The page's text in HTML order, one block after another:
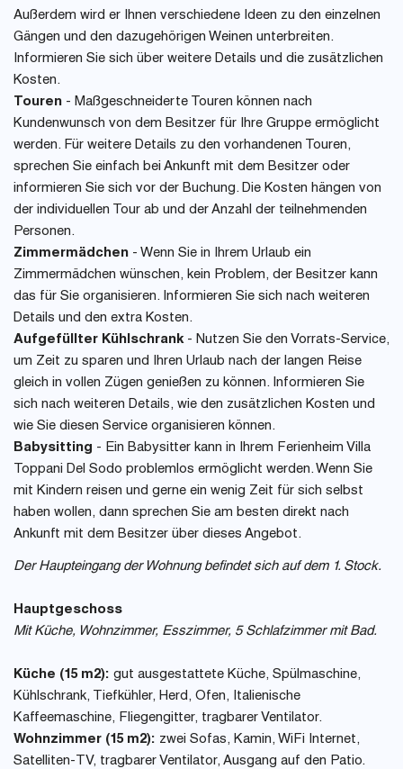
Außerdem wird er Ihnen verschiedene Ideen zu den einzelnen
Gängen und den dazugehörigen Weinen unterbreiten.
Informieren Sie sich über weitere Details und die zusätzlichen
Kosten.
Touren - Maßgeschneiderte Touren können nach
Kundenwunsch von dem Besitzer für Ihre Gruppe ermöglicht
werden. Für weitere Details zu den vorhandenen Touren,
sprechen Sie einfach bei Ankunft mit dem Besitzer oder
informieren Sie sich vor der Buchung. Die Kosten hängen von
der individuellen Tour ab und der Anzahl der teilnehmenden
Personen.
Zimmermädchen - Wenn Sie in Ihrem Urlaub ein
Zimmermädchen wünschen, kein Problem, der Besitzer kann
das für Sie organisieren. Informieren Sie sich nach weiteren
Details und den extra Kosten.
Aufgefüllter Kühlschrank- Nutzen Sie den Vorrats-Service,
um Zeit zu sparen und Ihren Urlaub nach der langen Reise
gleich in vollen Zügen genießen zu können. Informieren Sie
sich nach weiteren Details, wie den zusätzlichen Kosten und
wie Sie diesen Service organisieren können.
Babysitting - Ein Babysitter kann in Ihrem Ferienheim Villa
Toppani Del Sodo problemlos ermöglicht werden. Wenn Sie
mit Kindern reisen und gerne ein wenig Zeit für sich selbst
haben wollen, dann sprechen Sie am besten direkt nach
Ankunft mit dem Besitzer über dieses Angebot.
Der Haupteingang der Wohnung befindet sich auf dem 1. Stock.
Hauptgeschoss
Mit Küche, Wohnzimmer, Esszimmer, 5 Schlafzimmer mit Bad.
Küche (15 m2): gut ausgestattete Küche, Spülmaschine,
Kühlschrank, Tiefkühler, Herd, Ofen, Italienische
Kaffeemaschine, Fliegengitter, tragbarer Ventilator.
Wohnzimmer (15 m2): zwei Sofas, Kamin, WiFi Internet,
Satelliten-TV, tragbarer Ventilator, Ausgang auf den Patio.